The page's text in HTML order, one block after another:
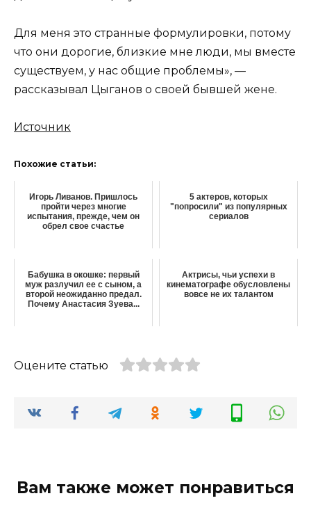
Для меня это странные формулировки, потому
что они дорогие, близкие мне люди, мы вместе
существуем, у нас общие проблемы», —
рассказывал Цыганов о своей бывшей жене.
Источник
Похожие статьи:
Игорь Ливанов. Пришлось
пройти через многие
испытания, прежде, чем он
обрел свое счастье
5 актеров, которых
"попросили" из популярных
сериалов
Бабушка в окошке: первый
муж разлучил ее с сыном, а
второй неожиданно предал.
Почему Анастасия Зуева...
Актрисы, чьи успехи в
кинематографе обусловлены
вовсе не их талантом
Оцените статью
Вам также может понравиться